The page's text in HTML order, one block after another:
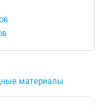
материалы